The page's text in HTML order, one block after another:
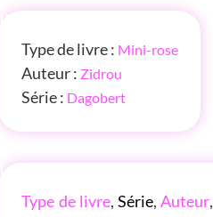
INFOS
Type de livre : Mini-rose
Auteur :Zidrou
Série : Dagobert
Type de livre,Série,Auteur,